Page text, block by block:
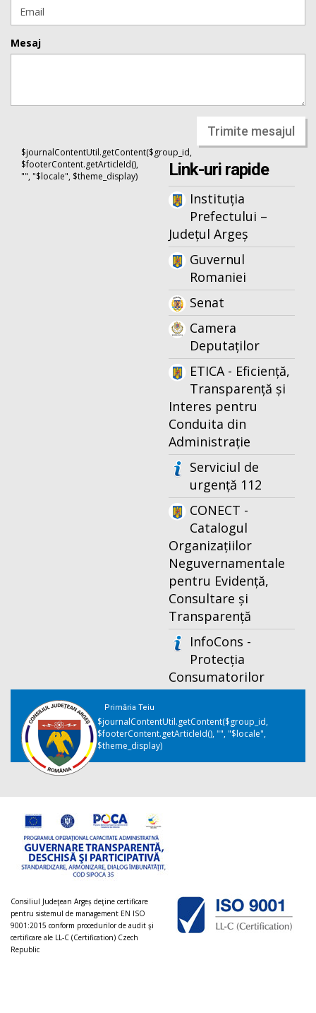
Mesaj
Trimite mesajul
$journalContentUtil.getContent($group_id,
$footerContent.getArticleId(),
"", "$locale", $theme_display)
Link-uri rapide
Instituția
Prefectului –
Județul Argeș
Guvernul
Romaniei
Senat
Camera
Deputaților
ETICA - Eficiență,
Transparență și
Interes pentru
Conduita din
Administrație
Serviciul de
urgență 112
CONECT -
Catalogul
Organizațiilor
Neguvernamentale
pentru Evidență,
Consultare și
Transparență
InfoCons -
Protecția
Consumatorilor
Primăria Teiu
$journalContentUtil.getContent($group_id,
$footerContent.getArticleId(), "", "$locale",
$theme_display)
Consiliul Judeţean Argeș deţine certificare
pentru sistemul de management EN ISO
9001:2015 conform procedurilor de audit şi
certificare ale LL-C (Certification) Czech
Republic